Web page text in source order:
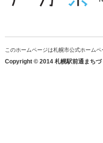
このホームページは札幌市公式ホーム
Copyright © 2014 札幌駅前通まち